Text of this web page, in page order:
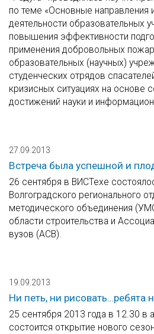
по теме «Основные направления
деятельности образовательных
повышения эффективности
применения добровольных
образовательных (научных)
студенческих отрядов
кризисных ситуациях на основе
достижений науки и
27.09.2013
Встреча была успешной и
26 сентября в ВИСТехе
Волгоградского регионального
методического объединения
области строительства и
вузов (АСВ).
19.09.2013
Ни петь, ни рисовать…ребята
25 сентября 2013 года в 12.30 в
состоится открытие нового